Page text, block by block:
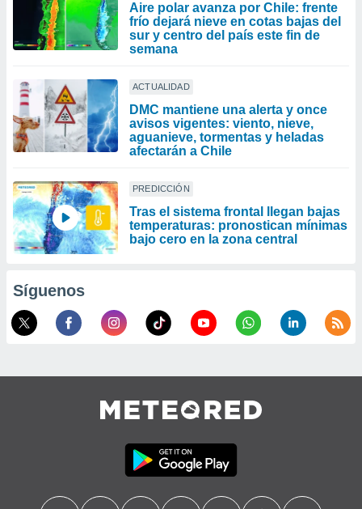
Aire polar avanza por Chile: frente
frío dejará nieve en cotas bajas del
sur y centro del país este fin de
semana
ACTUALIDAD
DMC mantiene una alerta y once
avisos vigentes: viento, nieve,
aguanieve, tormentas y heladas
afectarán a Chile
PREDICCIÓN
Tras el sistema frontal llegan bajas
temperaturas: pronostican mínimas
bajo cero en la zona central
Síguenos